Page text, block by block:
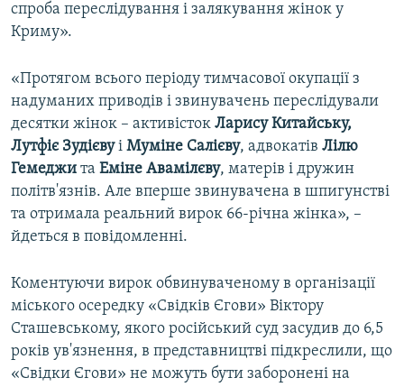
спроба переслідування і залякування жінок у
Криму».
«Протягом всього періоду тимчасової окупації з
надуманих приводів і звинувачень переслідували
десятки жінок – активісток Ларису Китайську,
Лутфіє Зудієвуі Муміне Салієву, адвокатів Лілю
Гемеджи та Еміне Авамілєву, матерів і дружин
політв'язнів. Але вперше звинувачена в шпигунстві
та отримала реальний вирок 66-річна жінка», –
йдеться в повідомленні.
Коментуючи вирок обвинуваченому в організації
міського осередку «Свідків Єгови» Віктору
Сташевському, якого російський суд засудив до 6,5
років ув'язнення, в представництві підкреслили, що
«Свідки Єгови» не можуть бути заборонені на